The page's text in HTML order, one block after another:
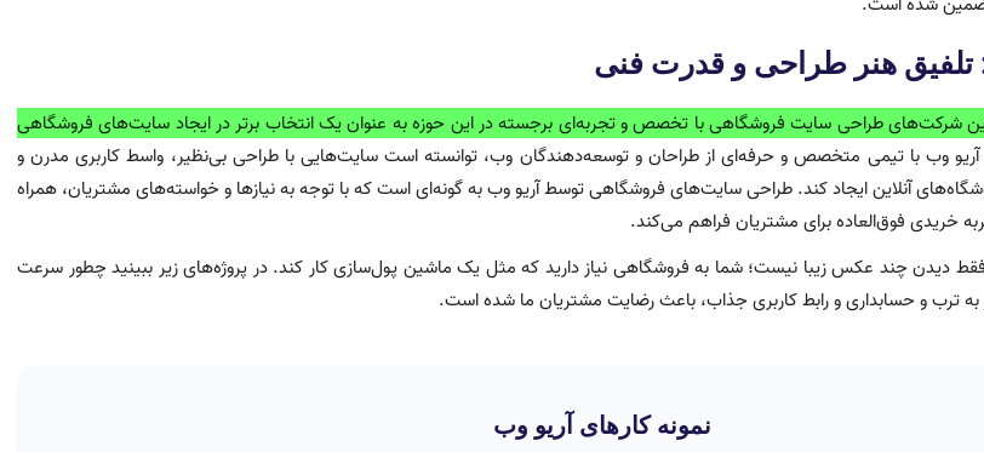
تلفیق هنر طراحی و قدرت فنی
شرکت‌های طراحی سایت فروشگاهی با تخصص و تجربه‌‌ای برجسته‌ در این حوزه به عنوان یک انتخاب برتر در ایجاد سایت‌های فروشگاهی
وب با تیمی متخصص و حرفه‌ای از طراحان و توسعه‌دهندگان وب، توانسته است سایت‌هایی با طراحی بی‌نظیر، واسط کاربری مدرن و
آنلاین ایجاد کند. طراحی سایت‌های فروشگاهی توسط آریو وب به گونه‌ای است که با توجه به نیازها و خواسته‌های مشتریان، همراه
خریدی فوق‌العاده برای مشتریان فراهم می‌کند.
دیدن چند عکس زیبا نیست؛ شما به فروشگاهی نیاز دارید که مثل یک ماشین پول‌سازی کار کند. در پروژه‌های زیر ببینید چطور سرعت
نمونه کارهای آریو وب